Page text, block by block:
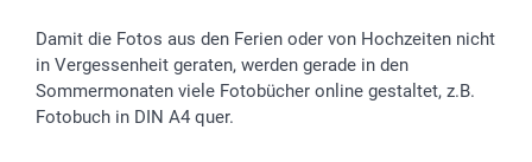
Damit die Fotos aus den Ferien oder von Hochzeiten nicht
in Vergessenheit geraten, werden gerade in den
Sommermonaten viele Fotobücher online gestaltet, z.B.
Fotobuch in DIN A4 quer.